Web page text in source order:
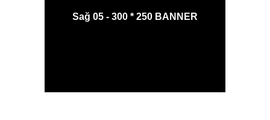
Sağ 05 - 300 * 250 BANNER